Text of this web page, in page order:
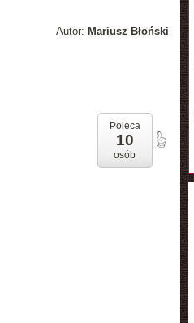
Autor: Mariusz Błoński
Poleca
10
osób